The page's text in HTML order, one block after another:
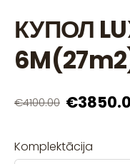
КУПОЛ
€4100.00
Komplektācija